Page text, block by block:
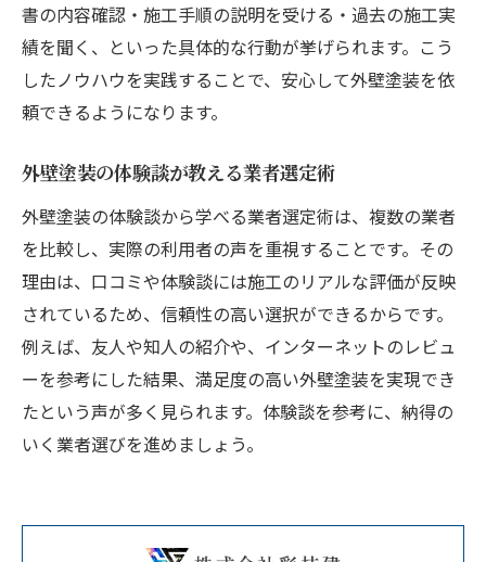
書の内容確認・施工手順の説明を受ける・過去の施工実
績を聞く、といった具体的な行動が挙げられます。こう
したノウハウを実践することで、安心して外壁塗装を依
頼できるようになります。
外壁塗装の体験談が教える業者選定術
外壁塗装の体験談から学べる業者選定術は、複数の業者
を比較し、実際の利用者の声を重視することです。その
理由は、口コミや体験談には施工のリアルな評価が反映
されているため、信頼性の高い選択ができるからです。
例えば、友人や知人の紹介や、インターネットのレビュ
ーを参考にした結果、満足度の高い外壁塗装を実現でき
たという声が多く見られます。体験談を参考に、納得の
いく業者選びを進めましょう。